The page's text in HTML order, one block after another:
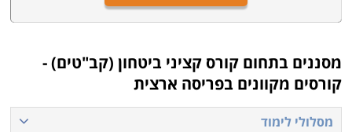
מסננים בתחום קורס קציני ביטחון (קב"טים) -
קורסים מקוונים בפריסה ארצית
מסלולי לימוד